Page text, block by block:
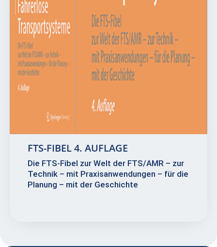
FTS-FIBEL 4. AUFLAGE
Die FTS-Fibel zur Welt der FTS/AMR – zur
Technik – mit Praxisanwendungen – für die
Planung – mit der Geschichte